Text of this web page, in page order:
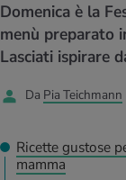
sano
nutritive
specialistica
mediche
D’ATTUALITÀ
Tool, test e
Domenica è la
menù preparato
Lasciati ispirare
Da Pia Teichmann
Ricette gustose
mamma